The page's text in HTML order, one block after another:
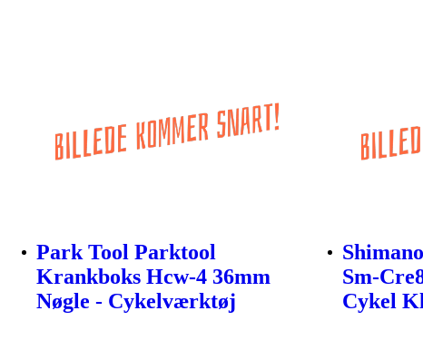
Park Tool Parktool
Krankboks Hcw-4 36mm
Nøgle - Cykelværktøj
Sm-
Cykel